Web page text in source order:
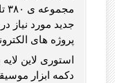
جدید مورد نیاز
پروژه های
استوری لاین
دکمه ابزار